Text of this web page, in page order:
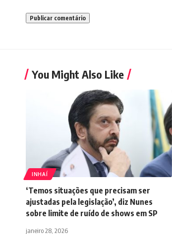
You Might Also Like
INHAÍ
‘Temos situações que precisam ser
ajustadas pela legislação’, diz Nunes
sobre limite de ruído de shows em SP
janeiro 28, 2026